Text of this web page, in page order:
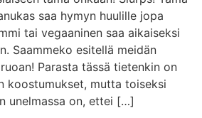
saa hymyn huulille jopa
tai vegaaninen saa aikaiseksi
Saammeko esitellä meidän
Parasta tässä tietenkin on
koostumukset, mutta toiseksi
unelmassa on, ettei […]